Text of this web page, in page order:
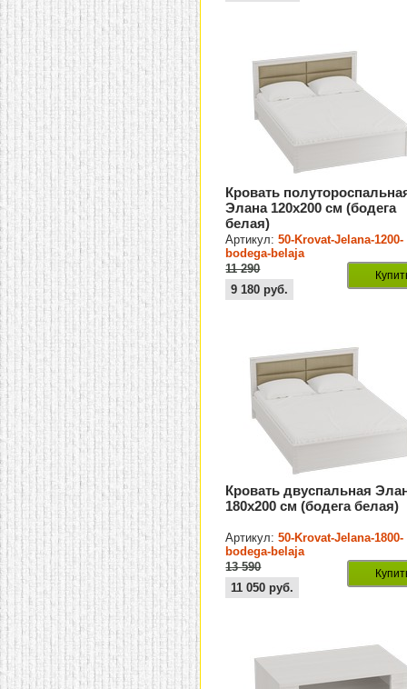
Кровать
Элана 120х200 см (бодега
белая)
Артикул:50-Krovat-Jelana-1200-
bodega-belaja
11 290
9 180 руб.
Кровать двуспальная
180х200 см (бодега белая)
Артикул:50-Krovat-Jelana-1800-
bodega-belaja
13 590
11 050 руб.